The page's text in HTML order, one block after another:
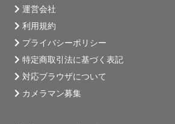
撮影でお会いできることを
心より楽しみにしています♪
＝＝＝＝＝＝
運営会社
利用規約
プライバシーポリシー
特定商取引法に基づく表記
対応ブラウザについて
カメラマン募集